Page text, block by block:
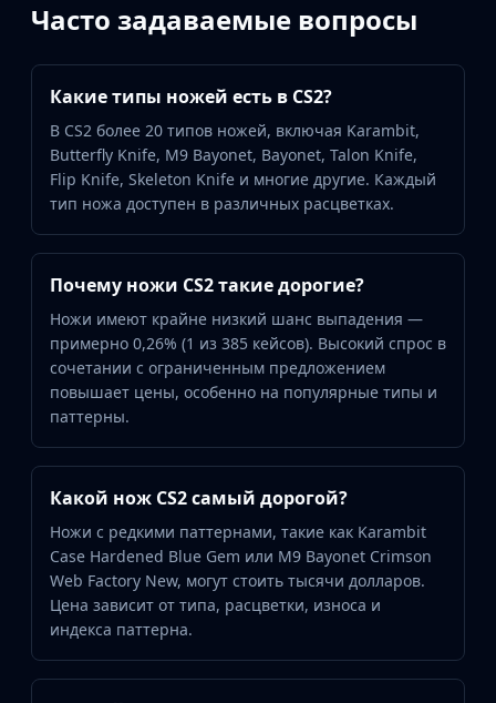
Часто задаваемые вопросы
Какие типы ножей есть в CS2?
В CS2 более 20 типов ножей, включая Karambit,
Butterfly Knife, M9 Bayonet, Bayonet, Talon Knife,
Flip Knife, Skeleton Knife и многие другие. Каждый
тип ножа доступен в различных расцветках.
Почему ножи CS2 такие дорогие?
Ножи имеют крайне низкий шанс выпадения —
примерно 0,26% (1 из 385 кейсов). Высокий спрос в
сочетании с ограниченным предложением
повышает цены, особенно на популярные типы и
паттерны.
Какой нож CS2 самый дорогой?
Ножи с редкими паттернами, такие как Karambit
Case Hardened Blue Gem или M9 Bayonet Crimson
Web Factory New, могут стоить тысячи долларов.
Цена зависит от типа, расцветки, износа и
индекса паттерна.